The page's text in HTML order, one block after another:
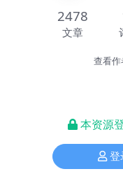
2478
文章
查看作
本资源
登